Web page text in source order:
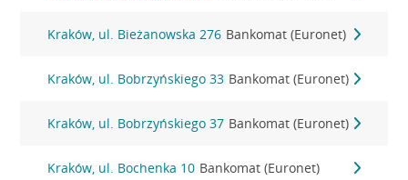
Kraków, ul. Bieżanowska 276 Bankomat (Euronet)
Kraków, ul. Bobrzyńskiego 33 Bankomat (Euronet)
Kraków, ul. Bobrzyńskiego 37 Bankomat (Euronet)
Kraków, ul. Bochenka 10 Bankomat (Euronet)